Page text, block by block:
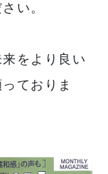
い。
をより良い
ておりま